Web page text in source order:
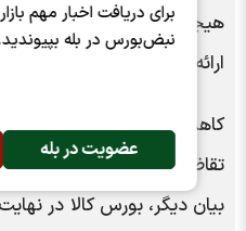
برای دریافت اخبار مهم
نبض‌بورس در بله
عضویت در بله
هیجان خرید تعبیر شود، اما
ارائه می‌کنند.
کاهش فاصله این دو
تقاضا باشد، نتیجه نزدیک
بیان دیگر، بورس کالا در